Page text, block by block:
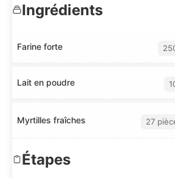
Ingrédients
Farine forte
Lait en poudre
Myrtilles fraîches 27
Étapes